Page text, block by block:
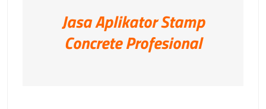
Jasa Aplikator Stamp
Concrete Profesional